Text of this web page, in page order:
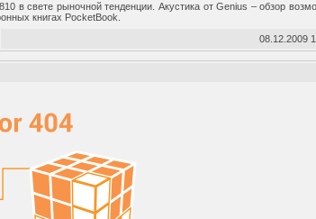
в свете рыночной тенденции. Акустика от Genius – обзор
книгах PocketBook.
08.12.2009